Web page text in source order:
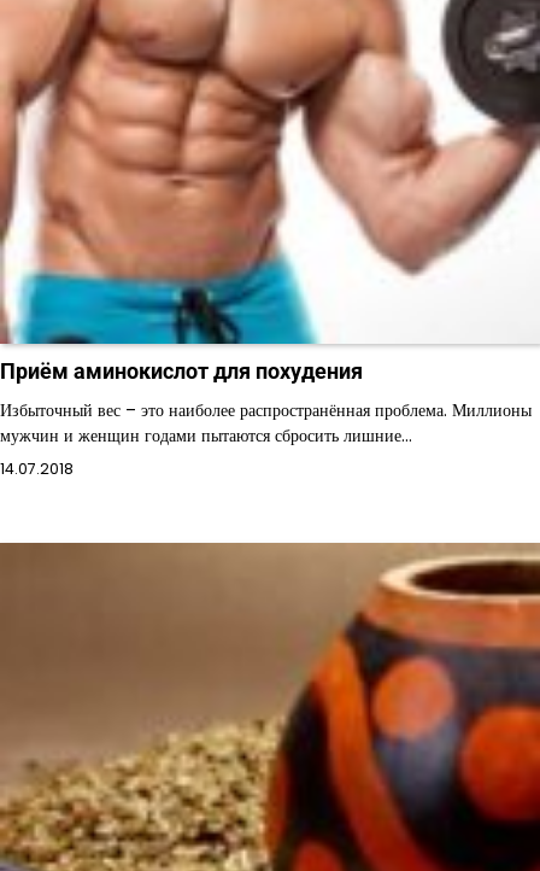
Приём аминокислот для похудения
Избыточный вес – это наиболее распространённая проблема. Миллионы
мужчин и женщин годами пытаются сбросить лишние…
14.07.2018